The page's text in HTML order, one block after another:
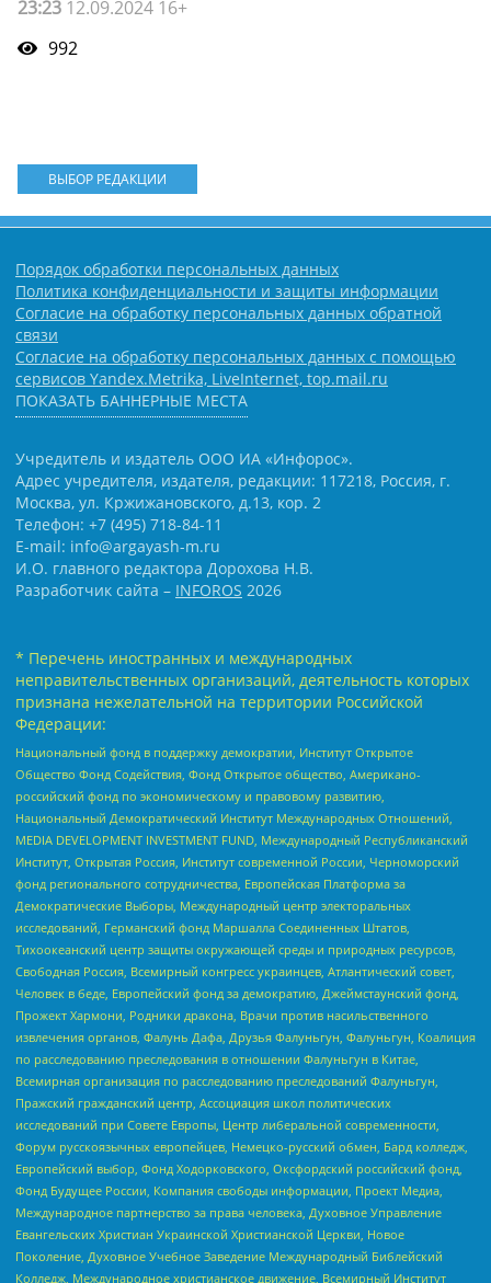
23:23 12.09.2024 16+
992
ВЫБОР РЕДАКЦИИ
Порядок обработки персональных данных
Политика конфиденциальности и защиты информации
Согласие на обработку персональных данных обратной
связи
Согласие на обработку персональных данных с помощью
сервисов Yandex.Metrika, LiveInternet, top.mail.ru
ПОКАЗАТЬ БАННЕРНЫЕ МЕСТА
Учредитель и издатель ООО ИА «Инфорос».
Адрес учредителя, издателя, редакции: 117218, Россия, г.
Москва, ул. Кржижановского, д.13, кор. 2
Телефон: +7 (495) 718-84-11
E-mail: info@argayash-m.ru
И.О. главного редактора Дорохова Н.В.
Разработчик сайта – INFOROS 2026
* Перечень иностранных и международных
неправительственных организаций, деятельность которых
признана нежелательной на территории Российской
Федерации:
Национальный фонд в поддержку демократии, Институт Открытое
Общество Фонд Содействия, Фонд Открытое общество, Американо-
российский фонд по экономическому и правовому развитию,
Национальный Демократический Институт Международных Отношений,
MEDIA DEVELOPMENT INVESTMENT FUND, Международный Республиканский
Институт, Открытая Россия, Институт современной России, Черноморский
фонд регионального сотрудничества, Европейская Платформа за
Демократические Выборы, Международный центр электоральных
исследований, Германский фонд Маршалла Соединенных Штатов,
Тихоокеанский центр защиты окружающей среды и природных ресурсов,
Свободная Россия, Всемирный конгресс украинцев, Атлантический совет,
Человек в беде, Европейский фонд за демократию, Джеймстаунский фонд,
Прожект Хармони, Родники дракона, Врачи против насильственного
извлечения органов, Фалунь Дафа, Друзья Фалуньгун, Фалуньгун, Коалиция
по расследованию преследования в отношении Фалуньгун в Китае,
Всемирная организация по расследованию преследований Фалуньгун,
Пражский гражданский центр, Ассоциация школ политических
исследований при Совете Европы, Центр либеральной современности,
Форум русскоязычных европейцев, Немецко-русский обмен, Бард колледж,
Европейский выбор, Фонд Ходорковского, Оксфордский российский фонд,
Фонд Будущее России, Компания свободы информации, Проект Медиа,
Международное партнерство за права человека, Духовное Управление
Евангельских Христиан Украинской Христианской Церкви, Новое
Поколение, Духовное Учебное Заведение Международный Библейский
Колледж, Международное христианское движение, Всемирный Институт